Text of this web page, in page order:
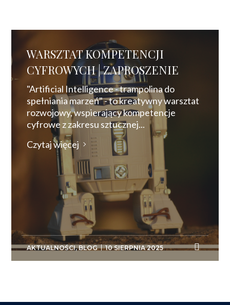
WARSZTAT KOMPETENCJI
CYFROWYCH | ZAPROSZENIE
"Artificial Intelligence - trampolina do
spełniania marzeń" - to kreatywny warsztat
rozwojowy, wspierający kompetencje
cyfrowe z zakresu sztucznej...
Czytaj więcej
AKTUALNOŚCI,BLOG 10 SIERPNIA 2025